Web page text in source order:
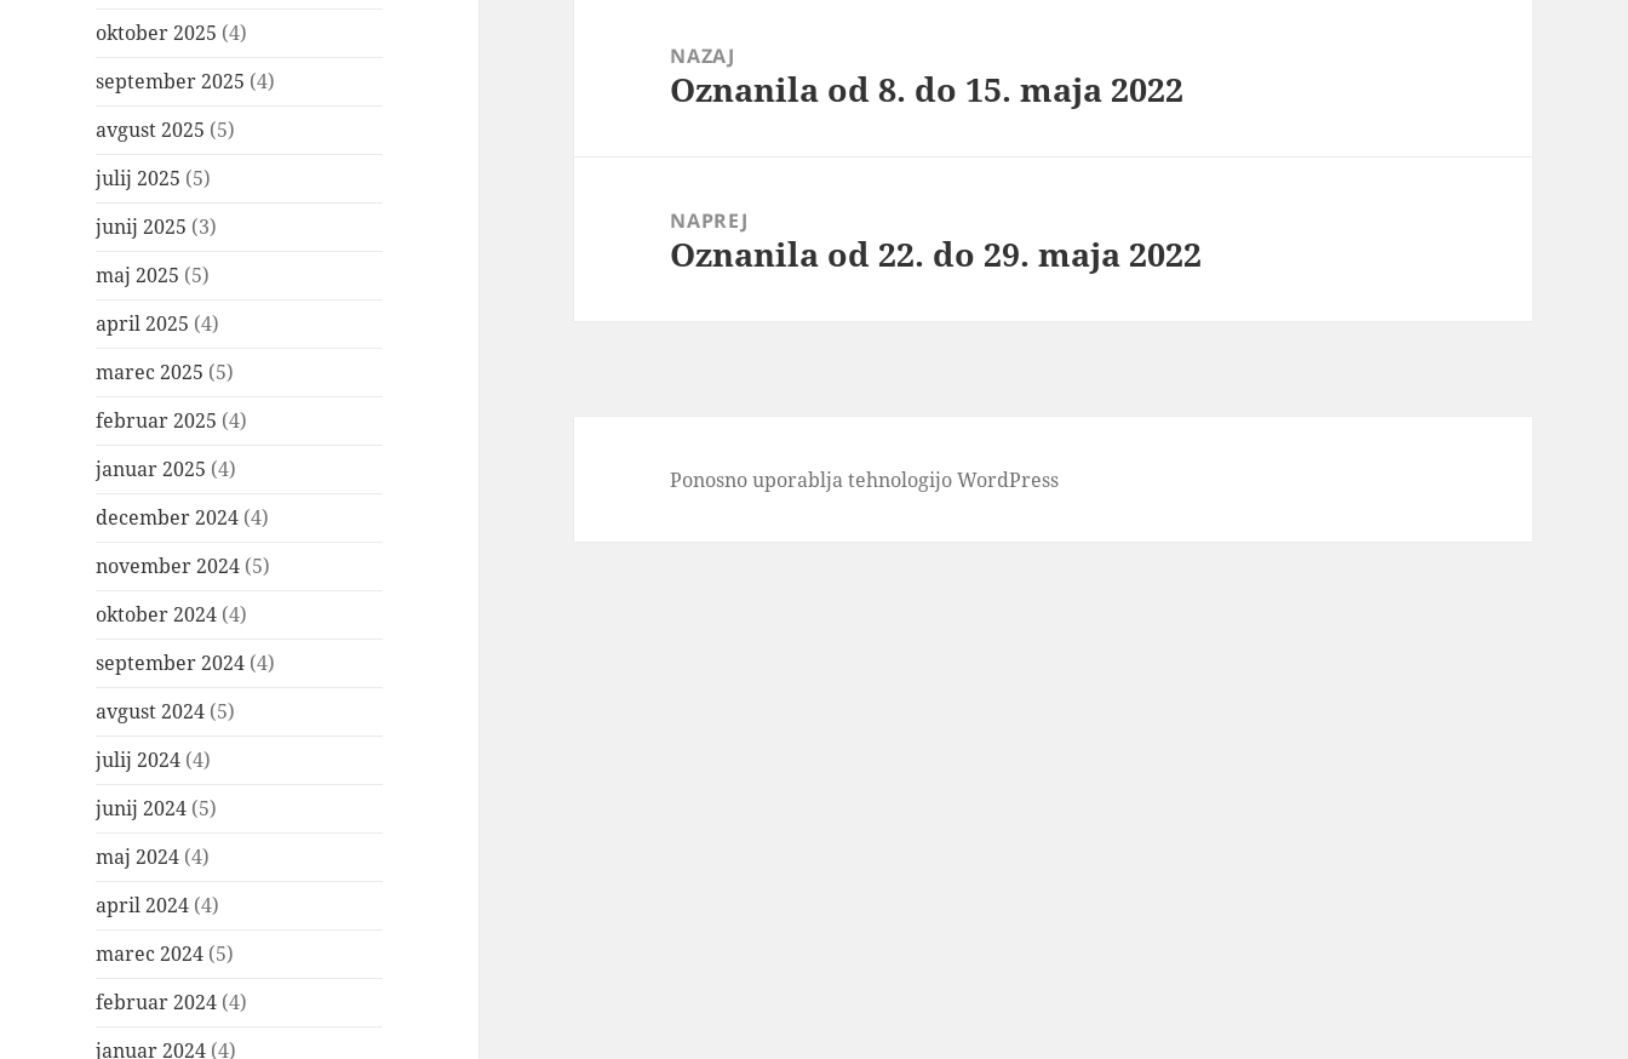
oktober 2025 (4)
september 2025 (4)
avgust 2025 (5)
julij 2025 (5)
junij 2025 (3)
maj 2025 (5)
april 2025 (4)
marec 2025 (5)
februar 2025 (4)
januar 2025 (4)
december 2024 (4)
november 2024 (5)
oktober 2024 (4)
september 2024 (4)
avgust 2024 (5)
julij 2024 (4)
junij 2024 (5)
maj 2024 (4)
april 2024 (4)
marec 2024 (5)
februar 2024 (4)
januar 2024 (4)
prispevkaNAZAJ
Prejšnji
Oznanila od 8. do 15. maja 2022
NAPREJ
Naslednji
Oznanila od 22. do 29. maja 2022
Ponosno uporablja tehnologijo WordPress